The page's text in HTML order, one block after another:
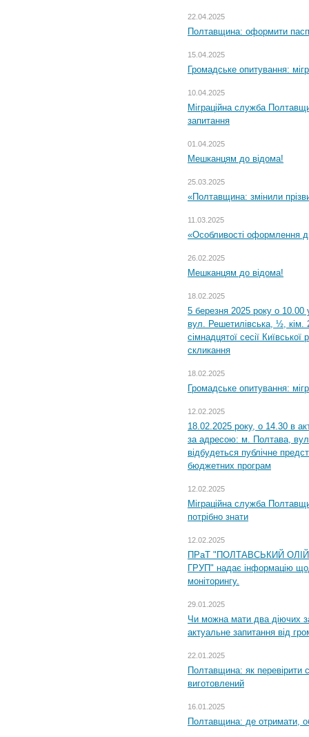
22.04.2025
Полтавщина: оформити
15.04.2025
Громадське опитування:
10.04.2025
Міграційна служба
запитання
01.04.2025
Мешканцям до відома!
25.03.2025
«Полтавщина: змінили
11.03.2025
«Особливості оформлення
26.02.2025
Мешканцям до відома!
18.02.2025
5 березня 2025 року о 10.00
вул. Решетилівська, ½, кім.
сімнадцятої сесії
скликання
18.02.2025
Громадське опитування:
12.02.2025
18.02.2025 року, о 14.30 в
за адресою: м. Полтава,
відбудеться публічне
бюджетних програм
12.02.2025
Міграційна служба
потрібно знати
12.02.2025
ПРаТ "ПОЛТАВСЬКИЙ
ГРУП" надає інформацію
моніторингу.
29.01.2025
Чи можна мати два діючих
актуальне запитання від
22.01.2025
Полтавщина: як перевірити
виготовлений
16.01.2025
Полтавщина: де отримати,